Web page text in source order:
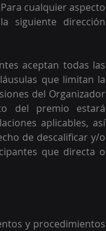
cualquier aspecto
siguiente dirección
aceptan todas las
que limitan la
del Organizador
del premio estará
aplicables, así
de descalificar y/o
que directa o
y procedimientos